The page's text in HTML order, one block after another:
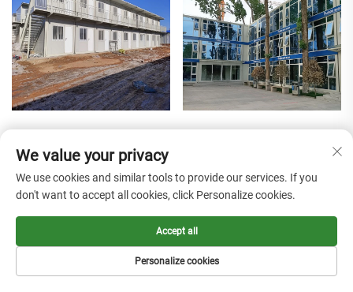
20ft Hərəkətli Ayrilan
Konteyner Evi Ofis Binası
üçün Portativ Kiçik Evi
Ağıllı Otel Hərəkətli
Kosmik Kapsul Yuxu
Kabinası Villa Üçün Su
Keçirməz
We value your privacy
We use cookies and similar tools to provide our services. If you
don't want to accept all cookies, click Personalize cookies.
Personalize cookies
Accept all